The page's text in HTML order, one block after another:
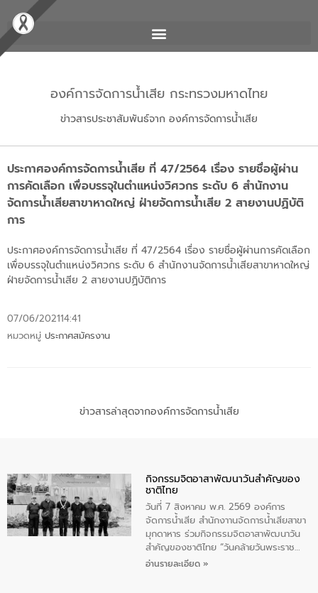
องค์การจัดการน้ำเสีย กระทรวงมหาดไทย
ข่าวสารประชาสัมพันธ์จาก องค์การจัดการน้ำเสีย
ประกาศองค์การจัดการน้ำเสีย ที่ 47/2564 เรื่อง รายชื่อผู้ผ่าน
การคัดเลือก เพื่อบรรจุในตำแหน่งวิศวกร ระดับ 6 สำนักงาน
จัดการน้ำเสียสาขาหาดใหญ่ ฝ่ายจัดการน้ำเสีย 2 สายงานปฏิบัติ
การ
ประกาศองค์การจัดการน้ำเสีย ที่ 47/2564 เรื่อง รายชื่อผู้ผ่านการคัดเลือก
เพื่อบรรจุในตำแหน่งวิศวกร ระดับ 6 สำนักงานจัดการน้ำเสียสาขาหาดใหญ่
ฝ่ายจัดการน้ำเสีย 2 สายงานปฏิบัติการ
07/06/202114:41
หมวดหมู่ ประกาศสมัครงาน
ข่าวสารล่าสุดจากองค์การจัดการน้ำเสีย
กิจกรรมจิตอาสาพัฒนาวันสําคัญของ
ชาติไทย
วันที่ 7 สิงหาคม พ.ศ. 2569 องค์การ
จัดการน้ำเสีย สำนักงาานจัดการน้ำเสียสาขา
มุกดาหาร ร่วมกิจกรรมจิตอาสาพัฒนาวัน
สําคัญของชาติไทย “วันคล้ายวันพระราช
สมภพ สมเด็จพระนางเจ้าสิริกิติ์พระบรม
อ่านรายละเอียด »